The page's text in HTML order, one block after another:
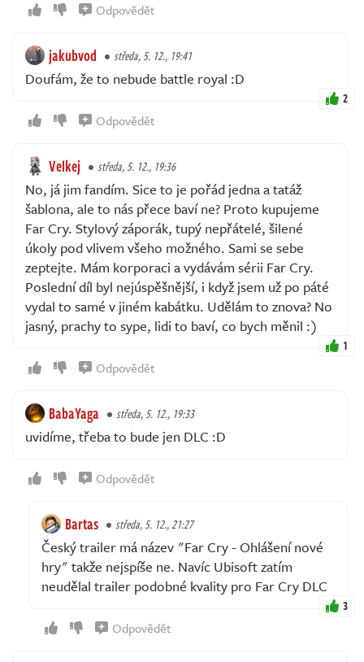
Odpovědět
jakubvod středa, 5. 12., 19:41
Doufám, že to nebude battle royal :D
2
Odpovědět
Velkej středa, 5. 12., 19:36
No, já jim fandím. Sice to je pořád jedna a tatáž
šablona, ale to nás přece baví ne? Proto kupujeme
Far Cry. Stylový záporák, tupý nepřátelé, šilené
úkoly pod vlivem všeho možného. Sami se sebe
zeptejte. Mám korporaci a vydávám sérii Far Cry.
Poslední díl byl nejúspěšnější, i když jsem už po páté
vydal to samé v jiném kabátku. Udělám to znova? No
jasný, prachy to sype, lidi to baví, co bych měnil :)
1
Odpovědět
BabaYaga středa, 5. 12., 19:33
uvidíme, třeba to bude jen DLC :D
Odpovědět
Bartas středa, 5. 12., 21:27
Český trailer má název "Far Cry - Ohlášení nové
hry" takže nejspíše ne. Navíc Ubisoft zatím
neudělal trailer podobné kvality pro Far Cry DLC
3
Odpovědět